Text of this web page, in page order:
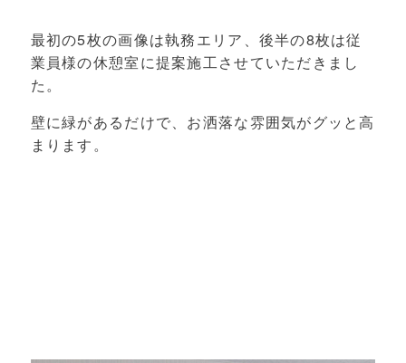
最初の5枚の画像は執務エリア、後半の8枚は従
業員様の休憩室に提案施工させていただきまし
た。
壁に緑があるだけで、お洒落な雰囲気がグッと高
まります。